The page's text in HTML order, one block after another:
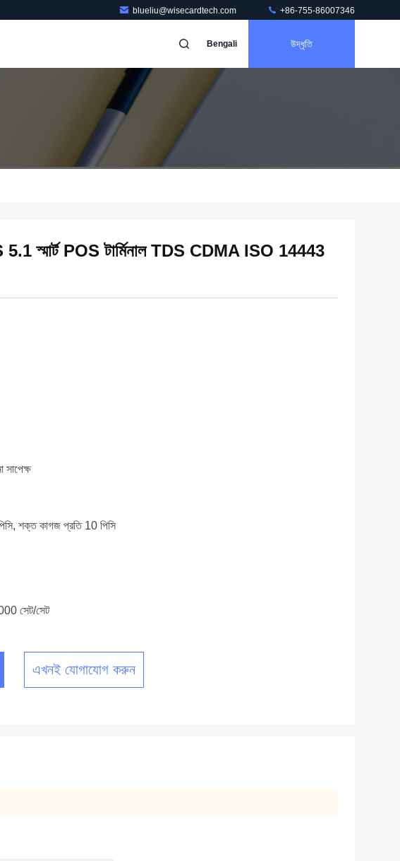
blueliu@wisecardtech.com +86-755-86007346
Bengali উদ্ধৃতি
স্মার্ট POS টার্মিনাল TDS CDMA ISO 14443
শক্ত কাগজ প্রতি 10 পিসি
সেট/সেট
এখনই যোগাযোগ করুন